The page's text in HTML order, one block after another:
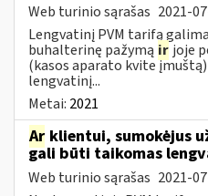
Web turinio sąrašas 2021-
Lengvatinį PVM tarifą
buhalterinę pažymą ir joje
(kasos aparato kvite
lengvatinį...
Metai: 2021
Ar klientui, sumokėjus
gali būti taikomas
Web turinio sąrašas 2021-